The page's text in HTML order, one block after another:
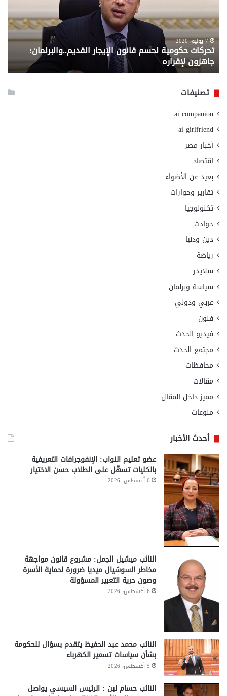
المطلوبة
للصرف
من
وزارة
التضامن
الاجتماعي
6 سبتمبر، 2020
معاش المطلقة .. إليك المستندات المطلوبة للصرف من
وزارة التضامن الاجتماعي
تصنيفات
ai companion
ai-girlfriend
أخبار مصر
اقتصاد
بعيد عن الأضواء
تقارير وحوارات
تكنولوجيا
حوادث
دين ودنيا
رياضة
سلايدر
سياسة وبرلمان
عربي ودولي
فنون
فيديو الحدث
مجتمع الحدث
محافظات
مقالات
مميز داخل المقال
منوعات
أحدث الأخبار
عضو تعليم النواب: الإنفوجرافات التعريفية
بالكليات تسهّل على الطلاب حسن الاختيار
6 أغسطس، 2026
النائب ميشيل الجمل: مشروع قانون مواجهة
مخاطر السوشيال ميديا ضرورة لحماية الأسرة
وصون حرية التعبير المسؤولة
6 أغسطس، 2026
النائب محمد عبد الحفيظ يتقدم بسؤال للحكومة
بشأن سياسات تسعير الكهرباء
5 أغسطس، 2026
النائب حسام لبن : الرئيس السيسي يواصل